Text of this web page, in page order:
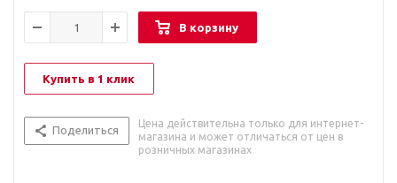
В корзину
Купить в 1 клик
Поделиться
Цена действительна только для интернет-
магазина и может отличаться от цен в
розничных магазинах